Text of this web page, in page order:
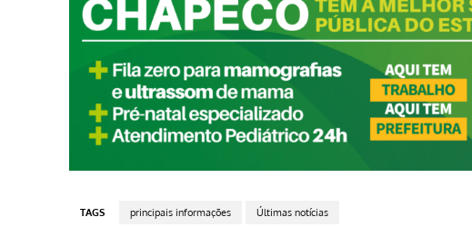
TAGS principais informações Últimas notícias